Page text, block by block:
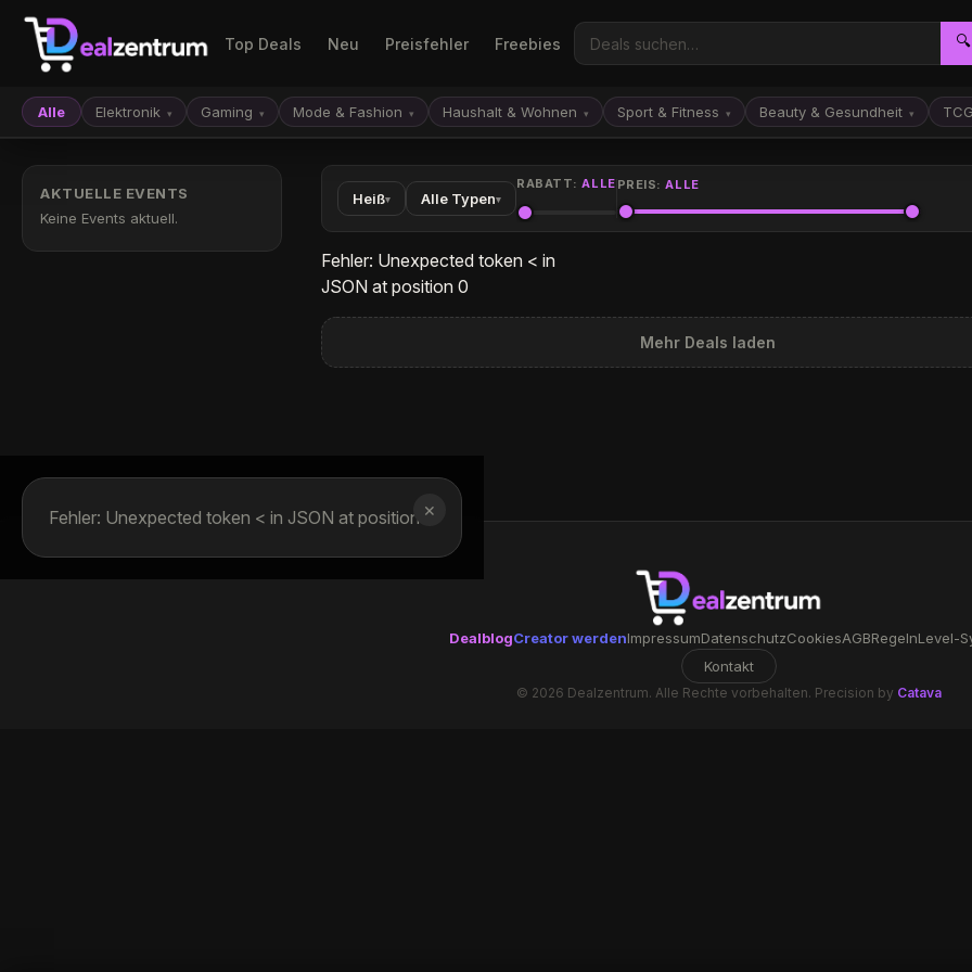
Top Deals Neu Preisfehler Freebies 🔍
Alle Elektronik ▾ Gaming ▾ Mode & Fashion ▾ Haushalt & Wohnen ▾ Sport & Fitness ▾ Beauty & Gesundheit ▾ TCG
AKTUELLE EVENTS
Keine Events aktuell.
Heiß▾ Alle Typen▾
RABATT:ALLE PREIS:ALLE
Fehler: Unexpected token < in
JSON at position 0
Mehr Deals laden
✕
Fehler: Unexpected token < in JSON at position 0
DealblogCreator werdenImpressumDatenschutzCookiesAGBRegelnLevel-
Kontakt
© 2026 Dealzentrum. Alle Rechte vorbehalten. Precision by Catava